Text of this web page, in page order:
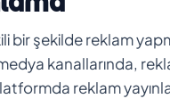
bir şekilde reklam
kanallarında,
reklam